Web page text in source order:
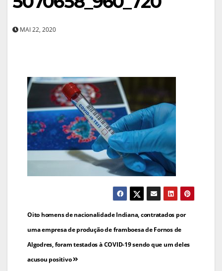
MAI 22, 2020
Navegação
de
artigos
Oito homens de nacionalidade Indiana, contratados por
uma empresa de produção de framboesa de Fornos de
Algodres, foram testados à COVID-19 sendo que um deles
acusou positivo